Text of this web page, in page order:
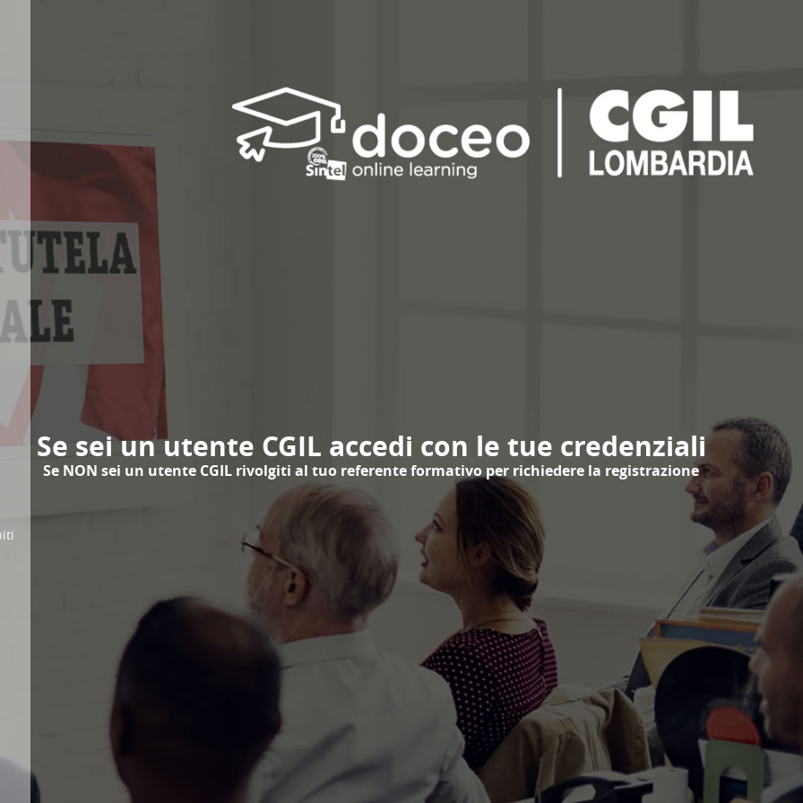
Se sei un utente CGIL accedi con le tue credenziali
Se NON sei un utente CGIL rivolgiti al tuo referente formativo per richiedere la registrazione